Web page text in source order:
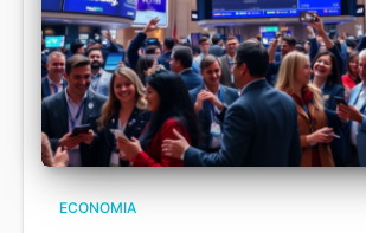
ECONOMIA